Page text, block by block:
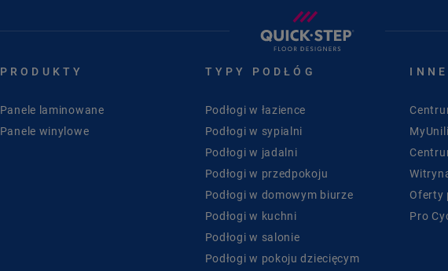
PRODUKTY
Panele laminowane
Panele winylowe
TYPY PODŁÓG
Podłogi w łazience
Podłogi w sypialni
Podłogi w jadalni
Podłogi w przedpokoju
Podłogi w domowym biurze
Podłogi w kuchni
Podłogi w salonie
Podłogi w pokoju dziecięcym
Oferty
Pro